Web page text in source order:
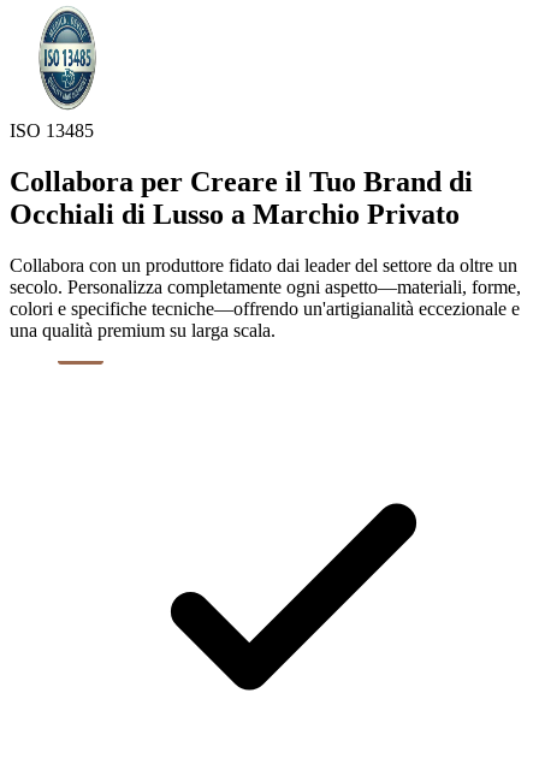
ISO 13485
Collabora per Creare il Tuo Brand di
Occhiali di Lusso a Marchio Privato
Collabora con un produttore fidato dai leader del settore da oltre un
secolo. Personalizza completamente ogni aspetto—materiali, forme,
colori e specifiche tecniche—offrendo un'artigianalità eccezionale e
una qualità premium su larga scala.